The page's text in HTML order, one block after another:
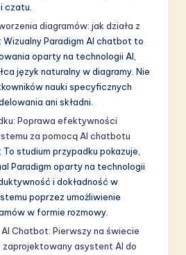
czatu.
diagramów: jak działa z
: Wizualny Paradigm AI chatbot to
oparty na technologii AI,
język naturalny w diagramy. Nie
nauki specyficznych
ani składni.
Poprawa efektywności
za pomocą AI chatbotu
: To studium przypadku pokazuje,
Paradigm oparty na technologii
i dokładność w
poprzez umożliwienie
w formie rozmowy.
Chatbot: Pierwszy na świecie
asystent AI do